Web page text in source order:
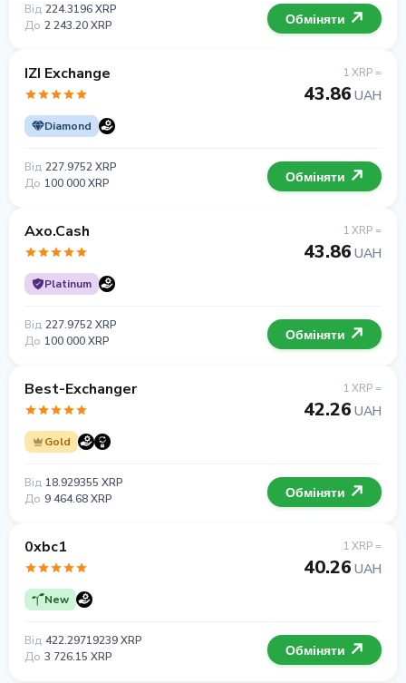
Від 224.3196 XRP
До 2 243.20 XRP Обміняти
IZI Exchange
Diamond
1 XRP =
43.86 UAH
Від 227.9752 XRP
До 100 000 XRP Обміняти
Axo.Cash
Platinum
1 XRP =
43.86 UAH
Від 227.9752 XRP
До 100 000 XRP Обміняти
Best-Exchanger
Gold
1 XRP =
42.26 UAH
Від 18.929355 XRP
До 9 464.68 XRP Обміняти
0xbc1
New
1 XRP =
40.26 UAH
Від 422.29719239 XRP
До 3 726.15 XRP Обміняти